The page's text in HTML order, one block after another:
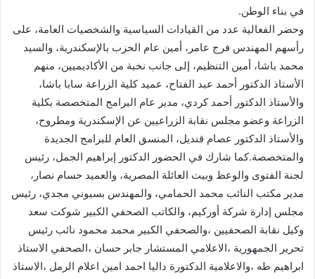
في بناء الوطن.
وحضر الفعالية عدد من القيادات السياسية والشخصيات العامة، على
رأسهم المهندس فرج عامر، أمين عام الحزب بالإسكندرية، والسيد
محمد باشا، أمين التنظيم، إلى جانب نخبة من الأكاديميين، منهم
الأستاذ الدكتور أحمد عبد الفتاح، عميد كلية الزراعة سابا باشا،
والأستاذ الدكتور أحمد كردي، مدير عام البرامج المتخصصة بكلية
الزراعة وعضو مجلس نقابة الزراعيين عن الإسكندرية ومطروح،
والأستاذ الدكتور عصام قنديل، المنسق العام للبرامج الجديدة
والمتخصصة.كما شارك في الحضور الدكتور إبراهيم الجمل، رئيس
لجنة الفتوى والوعظ وبيت العائلة المصرية، والعميد حسام نصار،
مدير مكتب النائب محمد الحمامي، والمهندس بسيوني مجدي، رئيس
مجلس إدارة شركة أوركيم، والكاتب الصحفي الكبير شوكت سعد
وكيل نقابة الصحفيين ،والصحفي الكبير محمد محمود نائب رئيس
تحرير الجمهورية ،الاعلامي المستشار جابر حسان ،الصحفي الاستاذ
ابراهيم طه ،والاعلامية الدكتورة داليا احمد امين اعلام الرمل ،الاستاذ